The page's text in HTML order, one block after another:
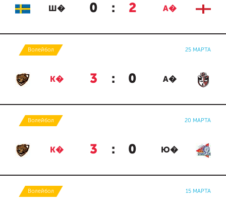
Ш� 0 : 2 А�
Волейбол 25 МАРТА
К� 3 : 0 А�
Волейбол 20 МАРТА
К� 3 : 0 Ю�
Волейбол 15 МАРТА